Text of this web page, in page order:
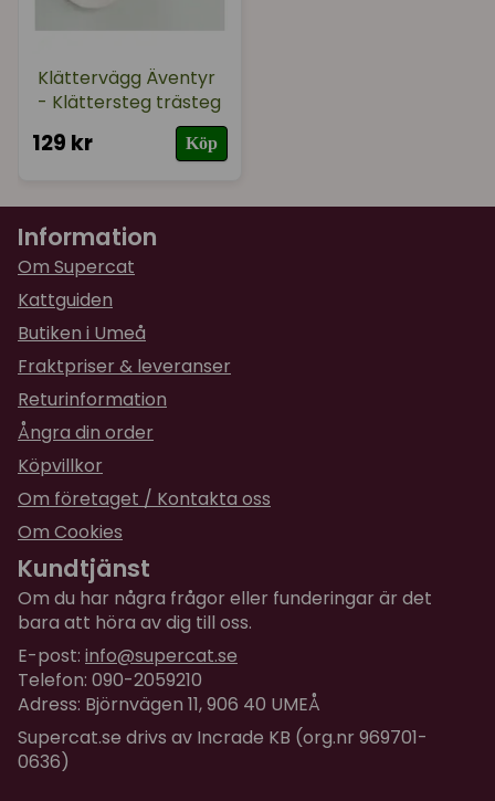
Klättervägg Äventyr
- Klättersteg trästeg
129 kr Köp
Information
Om Supercat
Kattguiden
Butiken i Umeå
Fraktpriser & leveranser
Returinformation
Ångra din order
Köpvillkor
Om företaget / Kontakta oss
Om Cookies
Kundtjänst
Om du har några frågor eller funderingar är det
bara att höra av dig till oss.
E-post: info@supercat.se
Telefon: 090-2059210
Adress: Björnvägen 11, 906 40 UMEÅ
Supercat.se drivs av Incrade KB (org.nr 969701-
0636)